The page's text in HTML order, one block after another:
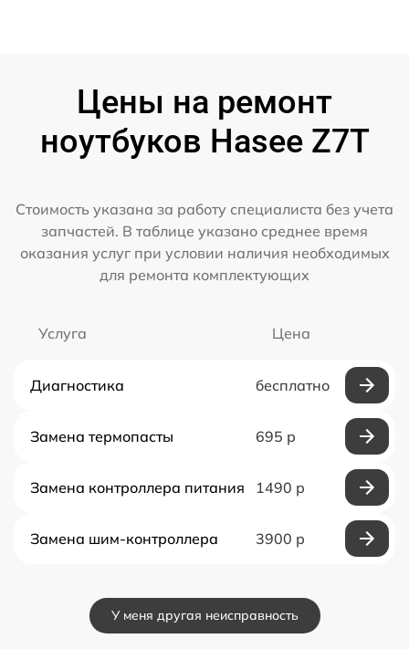
Цены на ремонт
ноутбуков Hasee Z7T
Стоимость указана за работу специалиста без учета
запчастей. В таблице указано среднее время
оказания услуг при условии наличия необходимых
для ремонта комплектующих
Услуга Цена
Диагностика бесплатно
Замена термопасты 695 р
Замена контроллера питания 1490 р
Замена шим-контроллера 3900 р
У меня другая неисправность